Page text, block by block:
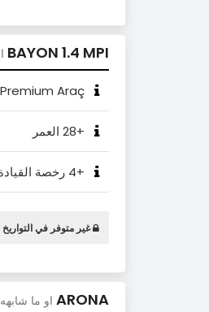
BAYON 1.4 MPI
Premium Araç
+28 العمر
+4 رخصة القيادة السنوية
غير متوفر في
ARONA او ما